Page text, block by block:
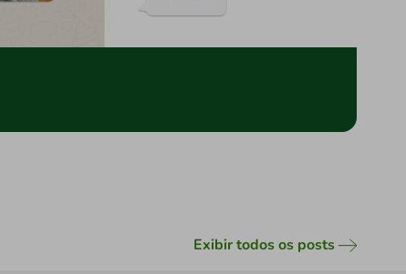
Exibir todos os posts